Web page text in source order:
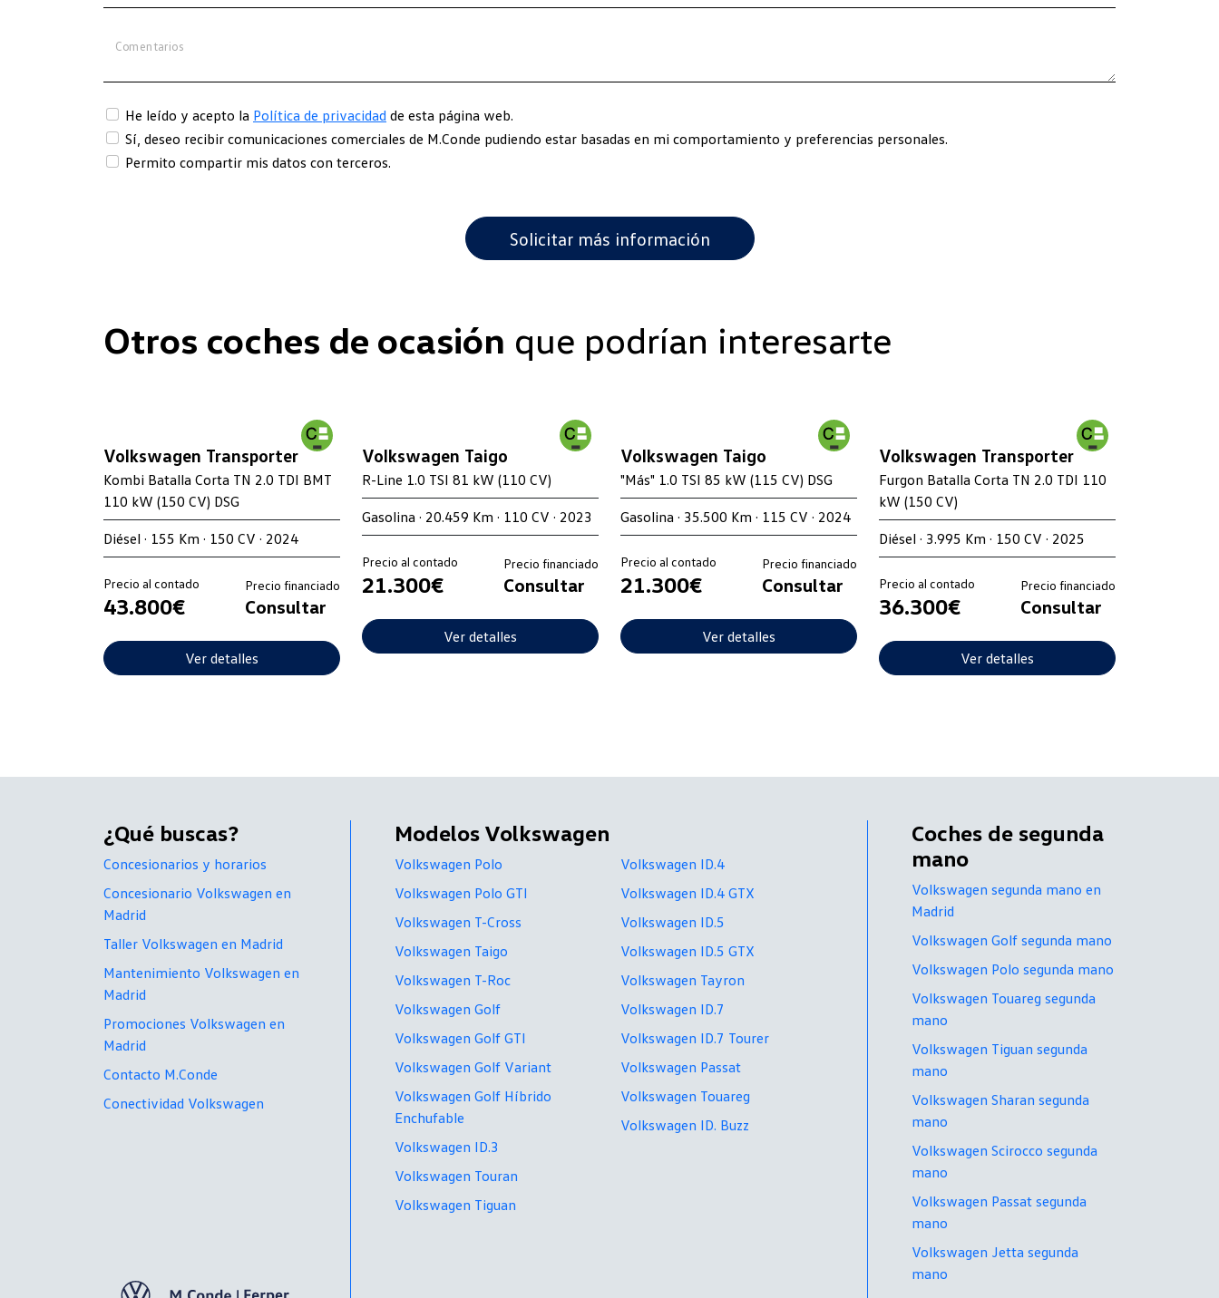
Comentarios
He leído y acepto la Política de privacidad de esta página web.
Sí, deseo recibir comunicaciones comerciales de M.Conde pudiendo estar basadas en mi comportamiento y preferencias personales.
Permito compartir mis datos con terceros.
Otros coches de ocasión que podrían interesarte
Volkswagen Transporter
Kombi Batalla Corta TN 2.0 TDI BMT
110 kW (150 CV) DSG
Diésel · 155 Km · 150 CV · 2024
Precio al contado
43.800€
Precio financiado
Consultar
Ver detalles
Volkswagen Taigo
R-Line 1.0 TSI 81 kW (110 CV)
Gasolina · 20.459 Km · 110 CV · 2023
Precio al contado
21.300€
Precio financiado
Consultar
Ver detalles
Volkswagen Taigo
"Más" 1.0 TSI 85 kW (115 CV) DSG
Gasolina · 35.500 Km · 115 CV · 2024
Precio al contado
21.300€
Precio financiado
Consultar
Ver detalles
Volkswagen Transporter
Furgon Batalla Corta TN 2.0 TDI 110
kW (150 CV)
Diésel · 3.995 Km · 150 CV · 2025
Precio al contado
36.300€
Precio financiado
Consultar
Ver detalles
¿Qué buscas?
Concesionarios y horarios
Concesionario Volkswagen en
Madrid
Taller Volkswagen en Madrid
Mantenimiento Volkswagen en
Madrid
Promociones Volkswagen en
Madrid
Contacto M.Conde
Conectividad Volkswagen
Modelos Volkswagen
Volkswagen Polo
Volkswagen Polo GTI
Volkswagen T-Cross
Volkswagen Taigo
Volkswagen T-Roc
Volkswagen Golf
Volkswagen Golf GTI
Volkswagen Golf Variant
Volkswagen Golf Híbrido
Enchufable
Volkswagen ID.3
Volkswagen Touran
Volkswagen Tiguan
Volkswagen ID.4
Volkswagen ID.4 GTX
Volkswagen ID.5
Volkswagen ID.5 GTX
Volkswagen Tayron
Volkswagen ID.7
Volkswagen ID.7 Tourer
Volkswagen Passat
Volkswagen Touareg
Volkswagen ID. Buzz
Coches de segunda
mano
Volkswagen segunda mano en
Madrid
Volkswagen Golf segunda mano
Volkswagen Polo segunda mano
Volkswagen Touareg segunda
mano
Volkswagen Tiguan segunda
mano
Volkswagen Sharan segunda
mano
Volkswagen Scirocco segunda
mano
Volkswagen Passat segunda
mano
Volkswagen Jetta segunda
mano